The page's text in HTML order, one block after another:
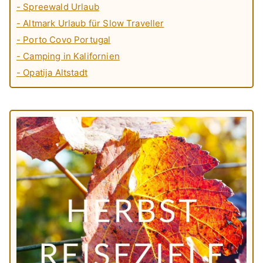
- Spreewald Urlaub
- Altmark Urlaub für Slow Traveller
- Porto Covo Portugal
- Camping in Kalifornien
- Opatija Altstadt